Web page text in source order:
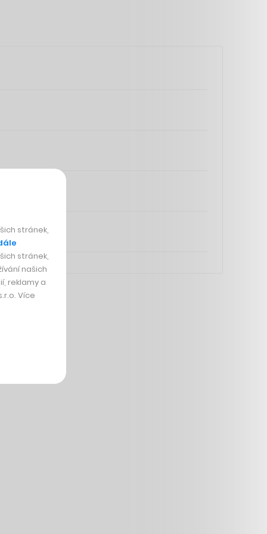
stránek,
stránek,
našich
reklamy a
Více